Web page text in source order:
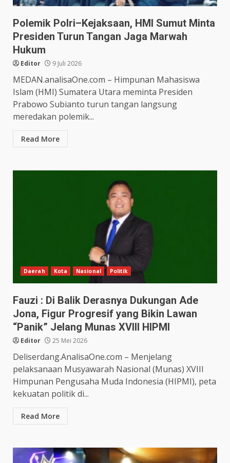
Polemik Polri–Kejaksaan, HMI Sumut Minta
Presiden Turun Tangan Jaga Marwah
Hukum
Editor 9 Juli 2026
MEDAN.analisaOne.com – Himpunan Mahasiswa
Islam (HMI) Sumatera Utara meminta Presiden
Prabowo Subianto turun tangan langsung
meredakan polemik...
Read More
Daerah Kota Nasional Politik
Fauzi : Di Balik Derasnya Dukungan Ade
Jona, Figur Progresif yang Bikin Lawan
“Panik” Jelang Munas XVIII HIPMI
Editor 25 Mei 2026
Deliserdang.AnalisaOne.com – Menjelang
pelaksanaan Musyawarah Nasional (Munas) XVIII
Himpunan Pengusaha Muda Indonesia (HIPMI), peta
kekuatan politik di...
Read More